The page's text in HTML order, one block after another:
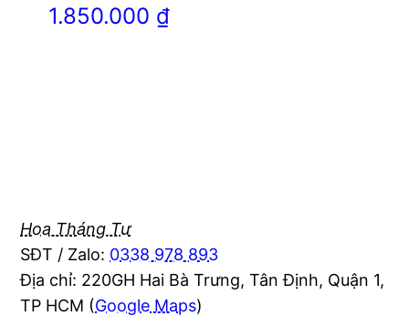
1.850.000 ₫
Hoa Tháng Tư
SĐT / Zalo: 0338 978 893
Địa chỉ: 220GH Hai Bà Trưng, Tân Định, Quận 1,
TP HCM (Google Maps)